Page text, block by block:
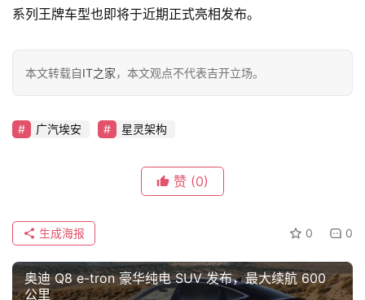
a
l
k
系列王牌车型也即将于近期正式亮相发布。
本文转载自IT之家，本文观点不代表吉开立场。
广汽埃安 星灵架构
赞 (0)
0 0
生成海报
奥迪 Q8 e-tron 豪华纯电 SUV 发布，最大续航 600
公里